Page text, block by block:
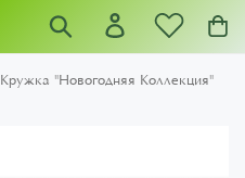
Кружка "Новогодняя Коллекция"